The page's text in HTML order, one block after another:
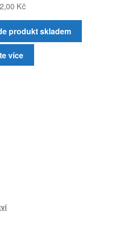
Kč
produkt skladem
více